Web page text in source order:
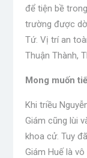
để tiện bề
trường được
Tứ. Vị trí an
Thuận Thành,
Mong muốn
Khi triều
Giám cũng lùi
khoa cử. Tuy
Giám Huế là